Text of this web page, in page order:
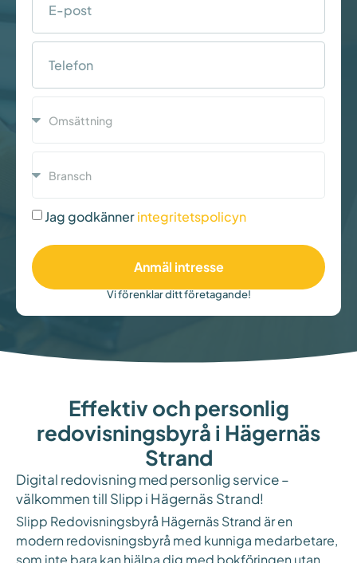
Jag godkännerintegritetspolicyn
Anmäl intresse
Vi förenklar ditt företagande!
Effektiv och personlig
redovisningsbyrå i Hägernäs
Strand
Digital redovisning med personlig service –
välkommen till Slipp i Hägernäs Strand!
Slipp Redovisningsbyrå Hägernäs Strand är en
modern redovisningsbyrå med kunniga medarbetare,
som inte bara kan hjälpa dig med bokföringen utan